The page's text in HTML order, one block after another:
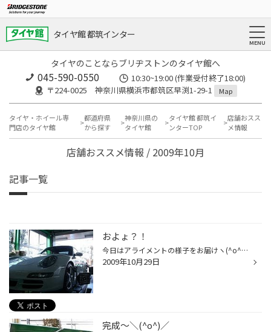
タイヤ館 都筑インター
タイヤのことならブリヂストンのタイヤ館へ
045-590-0550
10:30~19:00 (作業受付終了18:00)
〒224-0025 神奈川県横浜市都筑区早渕1-29-1
Map
タイヤ・ホイール専
門店のタイヤ館
都道府県
から探す
神奈川県の
タイヤ館
タイヤ館 都筑イ
ンターTOP
店舗おスス
メ情報
店舗おススメ情報 / 2009年10月
記事一覧
およょ？！
今日はアライメントの様子をお届けヽ(^o^)丿 お車はポルシェ！！ カッコイイですネ☆パワーもあるので早い早いっ(゜o゜) 今回はタイヤ４本交換させていただき、アライメントをさせて頂きました。 皆様もタイヤ交換とセットでアライメントいかがですか？ せっかくの新品タイヤもアライメントが狂った...
2009年10月29日
完成～＼(^o^)／